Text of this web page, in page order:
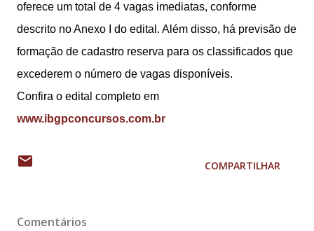
oferece um total de 4 vagas imediatas, conforme
descrito no Anexo I do edital. Além disso, há previsão de
formação de cadastro reserva para os classificados que
excederem o número de vagas disponíveis.
Confira o edital completo em
www.ibgpconcursos.com.br
COMPARTILHAR
Comentários